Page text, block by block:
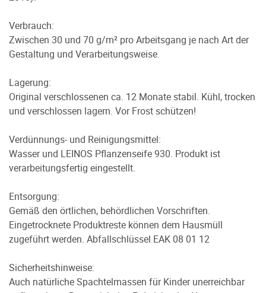
Verbrauch:
Zwischen 30 und 70 g/m² pro Arbeitsgang je nach Art der
Gestaltung und Verarbeitungsweise.
Lagerung:
Original verschlossenen ca. 12 Monate stabil. Kühl, trocken
und verschlossen lagern. Vor Frost schützen!
Verdünnungs- und Reinigungsmittel:
Wasser und LEINOS Pflanzenseife 930. Produkt ist
verarbeitungsfertig eingestellt.
Entsorgung:
Gemäß den örtlichen, behördlichen Vorschriften.
Eingetrocknete Produktreste können dem Hausmüll
zugeführt werden. Abfallschlüssel EAK 08 01 12
Sicherheitshinweise:
Auch natürliche Spachtelmassen für Kinder unerreichbar